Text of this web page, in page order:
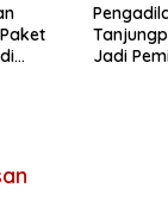
Jadi